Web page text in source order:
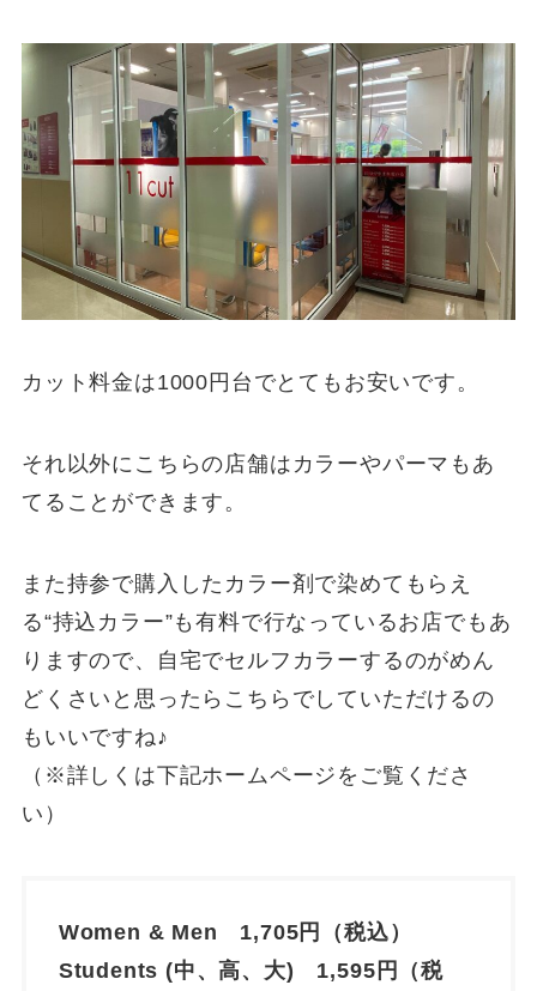
カット料金は1000円台でとてもお安いです。
それ以外にこちらの店舗はカラーやパーマもあ
てることができます。
また持参で購入したカラー剤で染めてもらえ
る“持込カラー”も有料で行なっているお店でもあ
りますので、自宅でセルフカラーするのがめん
どくさいと思ったらこちらでしていただけるの
もいいですね♪
（※詳しくは下記ホームページをご覧くださ
い）
Women & Men 1,705円（税込）
Students (中、高、大) 1,595円（税